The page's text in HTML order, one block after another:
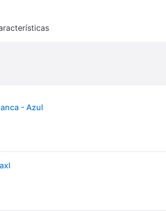
- Azul